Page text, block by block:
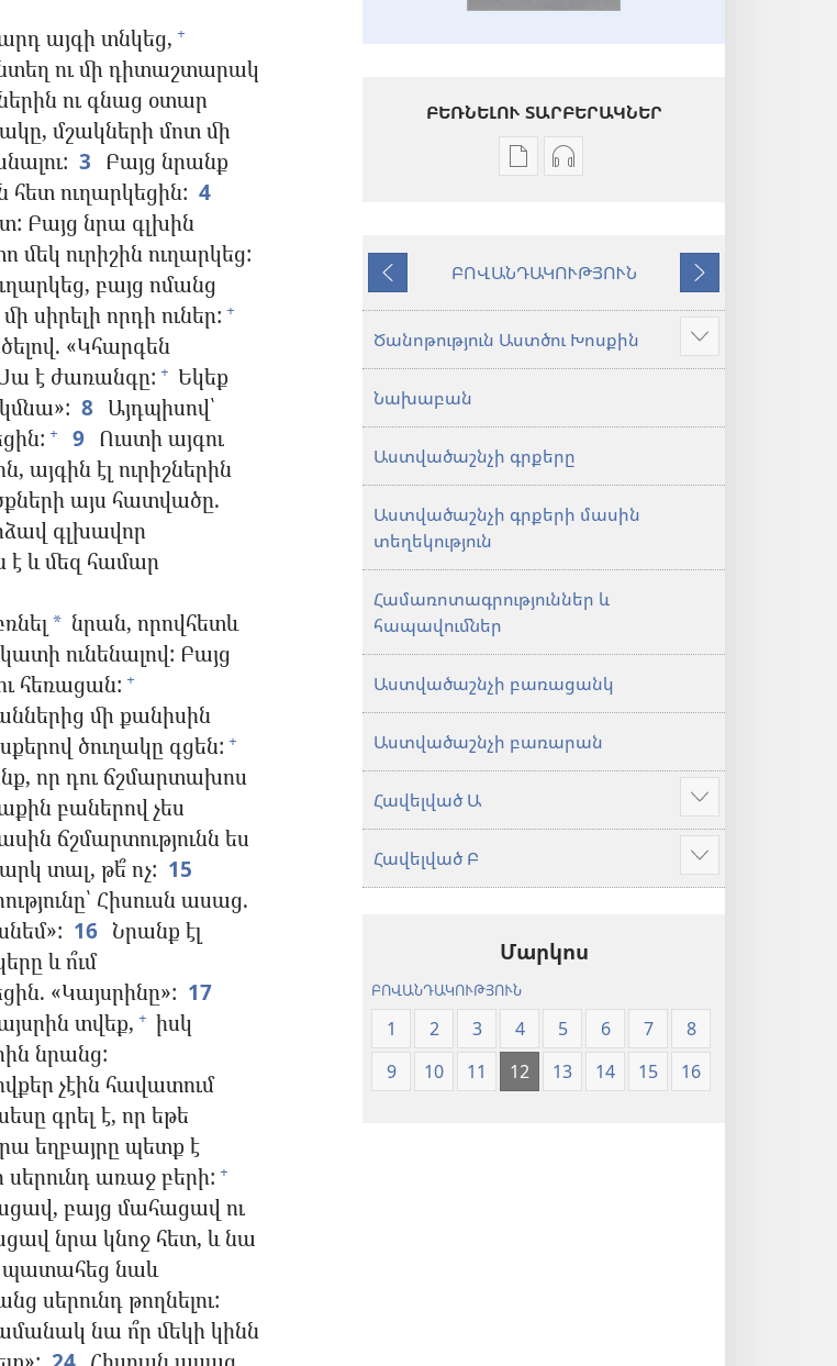
այգի տնկեց, +
ու մի դիտաշտարակ
ու գնաց օտար
մշակների մոտ մի
3 Բայց նրանք
հետ ուղարկեցին: 4
Բայց նրա գլխին
մեկ ուրիշին ուղարկեց:
բայց ոմանց
սիրելի որդի ուներ: +
«Կհարգեն
է ժառանգը: + Եկեք
8 Այդպիսով՝
+ 9 Ուստի այգու
այգին էլ ուրիշներին
այս հատվածը.
գլխավոր
և մեզ համար
* նրան, որովհետև
ունենալով: Բայց
հեռացան: +
մի քանիսին
ծուղակը գցեն: +
որ դու ճշմարտախոս
բաներով չես
ճշմարտությունն ես
տալ, թե՞ ոչ: 15
Հիսուսն ասաց.
16 Նրանք էլ
և ո՞ւմ
«Կայսրինը»: 17
տվեք, + իսկ
նրանց:
չէին հավատում
գրել է, որ եթե
եղբայրը պետք է
առաջ բերի: +
բայց մահացավ ու
նրա կնոջ հետ, և նա
պատահեց նաև
սերունդ թողնելու:
նա ո՞ր մեկի կինն
ԲԵՌՆԵԼՈՒ ՏԱՐԲԵՐԱԿՆԵՐ
Թվային
Աստվածաշունչ.
աշխարհ»
թարգմանություն
Աուդիոձայնագրությունները
Աստվածաշունչ.
«Նոր
թարգմանություն
(2024)
Նախորդ
ԲՈՎԱՆԴԱԿՈՒԹՅՈՒՆ
Հաջորդ
Ծանոթություն Աստծու Խոսքին
Ցույց
տալ
Նախաբան
Աստվածաշնչի գրքերը
Աստվածաշնչի գրքերի մասին
տեղեկություն
Համառոտագրություններ և
հապավումներ
Աստվածաշնչի բառացանկ
Աստվածաշնչի բառարան
Հավելված Ա
Ցույց
տալ
ավելին
Հավելված Բ
Ցույց
տալ
Մարկոս
ԲՈՎԱՆԴԱԿՈՒԹՅՈՒՆ
1 2 3 4 5 6 7
8
9
10 11 12 13 14 15 16